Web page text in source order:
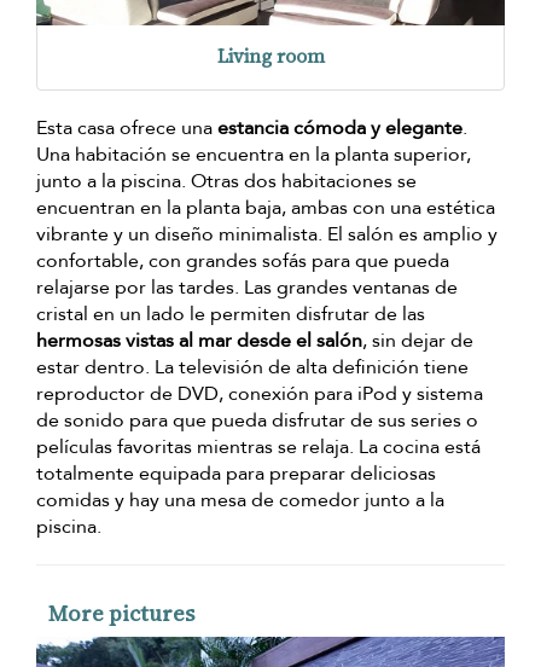
Living room
Esta casa ofrece unaestancia cómoda y elegante.
Una habitación se encuentra en la planta superior,
junto a la piscina. Otras dos habitaciones se
encuentran en la planta baja, ambas con una estética
vibrante y un diseño minimalista. El salón es amplio y
confortable, con grandes sofás para que pueda
relajarse por las tardes. Las grandes ventanas de
cristal en un lado le permiten disfrutar de las
hermosas vistas al mar desde el salón, sin dejar de
estar dentro. La televisión de alta definición tiene
reproductor de DVD, conexión para iPod y sistema
de sonido para que pueda disfrutar de sus series o
películas favoritas mientras se relaja. La cocina está
totalmente equipada para preparar deliciosas
comidas y hay una mesa de comedor junto a la
piscina.
More pictures